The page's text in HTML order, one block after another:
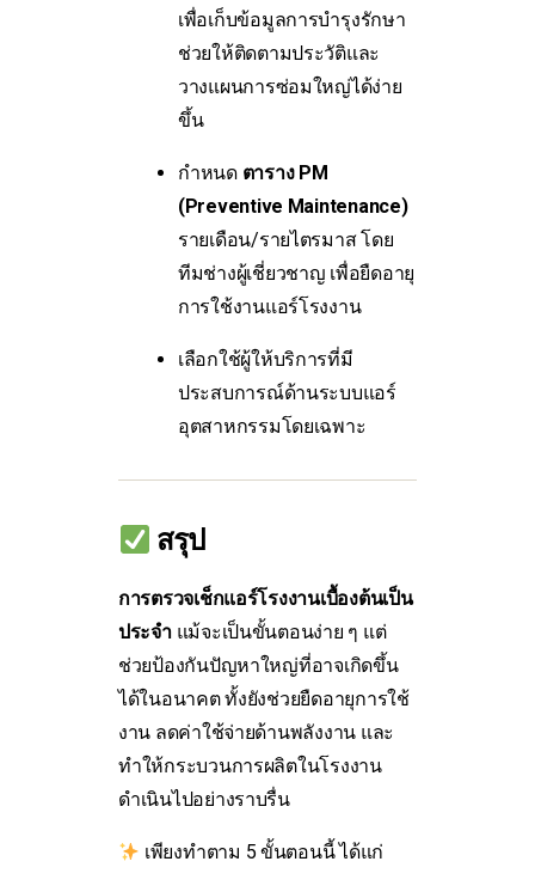
เพื่อเก็บข้อมูลการบำรุงรักษา
ช่วยให้ติดตามประวัติและ
วางแผนการซ่อมใหญ่ได้ง่าย
ขึ้น
กำหนด ตาราง PM
(Preventive Maintenance)
รายเดือน/รายไตรมาส โดย
ทีมช่างผู้เชี่ยวชาญ เพื่อยืดอายุ
การใช้งานแอร์โรงงาน
เลือกใช้ผู้ให้บริการที่มี
ประสบการณ์ด้านระบบแอร์
อุตสาหกรรมโดยเฉพาะ
สรุป
การตรวจเช็กแอร์โรงงานเบื้องต้นเป็น
ประจำแม้จะเป็นขั้นตอนง่าย ๆ แต่
ช่วยป้องกันปัญหาใหญ่ที่อาจเกิดขึ้น
ได้ในอนาคต ทั้งยังช่วยยืดอายุการใช้
งาน ลดค่าใช้จ่ายด้านพลังงาน และ
ทำให้กระบวนการผลิตในโรงงาน
ดำเนินไปอย่างราบรื่น
เพียงทำตาม 5 ขั้นตอนนี้ ได้แก่